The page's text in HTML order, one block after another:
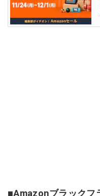
■Amazonブラックフ